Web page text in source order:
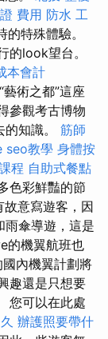
費用 防水 工
特殊體驗。
的look望台。
本會計
術之都”這座
參觀考古博物
知識。 筋師
seo教學 身體按
程 自助式餐點
色彩鮮豔的節
故意寫遊客，因
雨傘導遊，這是
的機翼航班也
內機翼計劃將
趣還是只想要
您可以在此處
辦護照要帶什